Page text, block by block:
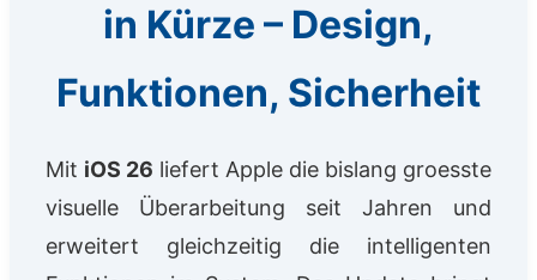
in Kürze – Design,
Funktionen, Sicherheit
Mit iOS 26 liefert Apple die bislang groesste
visuelle Überarbeitung seit Jahren und
erweitert gleichzeitig die intelligenten